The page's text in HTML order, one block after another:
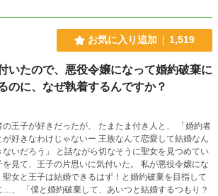
お気に入り追加 1,519
いたので、悪役令嬢になって婚約破棄に
のに、なぜ執着するんですか？
の王子が好きだったが、 たまたま付き人と、 「婚約者
が好きなわけじゃないー 王族なんて恋愛して結婚なん
ないだろう」 と話ながら切なそうに聖女を見つめてい
て、王子の片思いに気付いた。 私が悪役令嬢にな
聖女と王子は結婚できるはず！と婚約破棄を目指して
…、 「僕と婚約破棄して、あいつと結婚するつもり？